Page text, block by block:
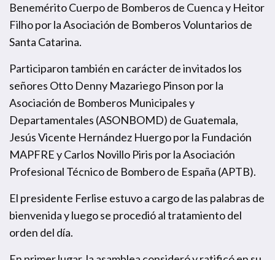
Benemérito Cuerpo de Bomberos de Cuenca y Heitor
Filho por la Asociación de Bomberos Voluntarios de
Santa Catarina.
Participaron también en carácter de invitados los
señores Otto Denny Mazariego Pinson por la
Asociación de Bomberos Municipales y
Departamentales (ASONBOMD) de Guatemala,
Jesús Vicente Hernández Huergo por la Fundación
MAPFRE y Carlos Novillo Piris por la Asociación
Profesional Técnico de Bombero de España (APTB).
El presidente Ferlise estuvo a cargo de las palabras de
bienvenida y luego se procedió al tratamiento del
orden del día.